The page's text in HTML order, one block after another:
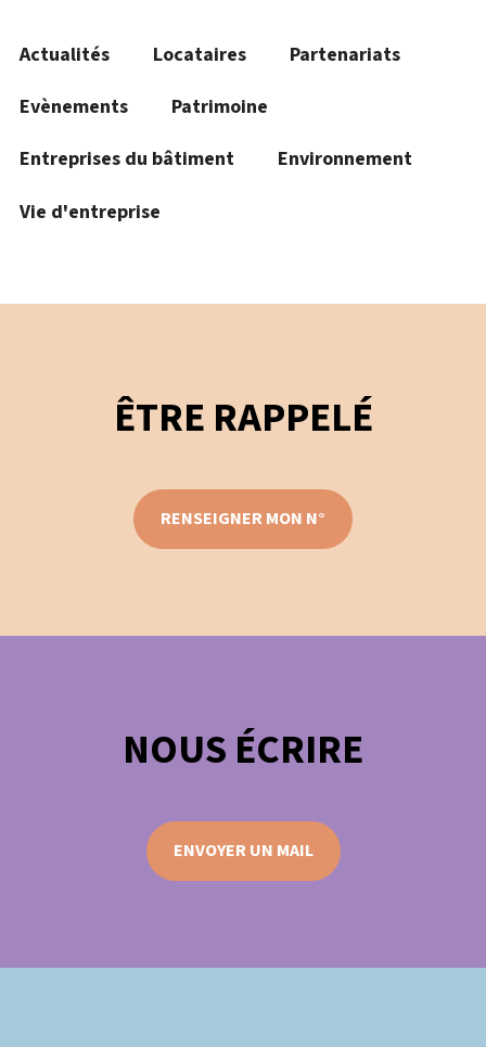
Actualités Locataires
Partenariats
Evènements
Patrimoine
Entreprises du bâtiment
Environnement
Vie d'entreprise
ÊTRE RAPPELÉ
RENSEIGNER MON N°
NOUS ÉCRIRE
ENVOYER UN MAIL